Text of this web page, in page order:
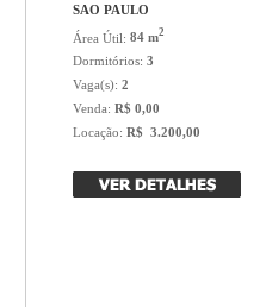
SAO PAULO
Área Útil:84 m2
Dormitórios:3
Vaga(s):2
Venda:R$ 0,00
Locação:R$ 3.200,00